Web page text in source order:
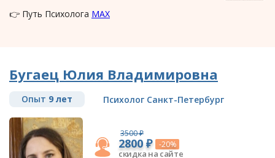
👉 Путь Психолога MAX
Бугаец Юлия Владимировна
Опыт 9 лет Психолог Санкт-Петербург
3500 ₽
2800 ₽ -20%
скидка на сайте